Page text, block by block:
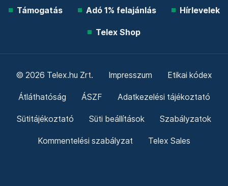
Támogatás Adó 1% felajánlás Hírlevelek
Telex Shop
© 2026 Telex.hu Zrt. Impresszum Etikai kódex
Átláthatóság ÁSZF Adatkezelési tájékoztató
Sütitájékoztató Süti beállítások Szabályzatok
Kommentelési szabályzat Telex Sales